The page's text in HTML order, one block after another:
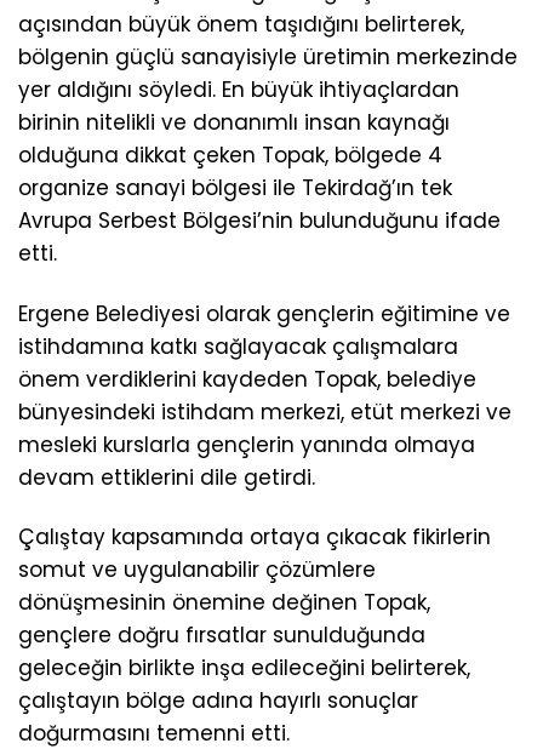
açısından büyük önem taşıdığını belirterek,
bölgenin güçlü sanayisiyle üretimin merkezinde
yer aldığını söyledi. En büyük ihtiyaçlardan
birinin nitelikli ve donanımlı insan kaynağı
olduğuna dikkat çeken Topak, bölgede 4
organize sanayi bölgesi ile Tekirdağ’ın tek
Avrupa Serbest Bölgesi’nin bulunduğunu ifade
etti.
Ergene Belediyesi olarak gençlerin eğitimine ve
istihdamına katkı sağlayacak çalışmalara
önem verdiklerini kaydeden Topak, belediye
bünyesindeki istihdam merkezi, etüt merkezi ve
mesleki kurslarla gençlerin yanında olmaya
devam ettiklerini dile getirdi.
Çalıştay kapsamında ortaya çıkacak fikirlerin
somut ve uygulanabilir çözümlere
dönüşmesinin önemine değinen Topak,
gençlere doğru fırsatlar sunulduğunda
geleceğin birlikte inşa edileceğini belirterek,
çalıştayın bölge adına hayırlı sonuçlar
doğurmasını temenni etti.